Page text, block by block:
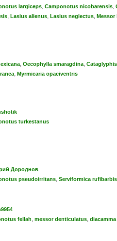
largiceps, Camponotus niсobarensis,
, Lasius alienus, Lasius neglectus, Messor
, Oecophylla smaragdina,
, Myrmicaria opaciventris
turkestanus
Дороднов
pseudoirritans, Serviformica rufibarbis
fellah, messor denticulatus,